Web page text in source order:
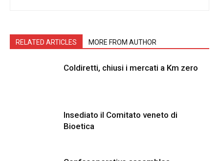
RELATED ARTICLES MORE FROM AUTHOR
Coldiretti, chiusi i mercati a Km zero
Insediato il Comitato veneto di
Bioetica